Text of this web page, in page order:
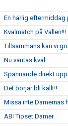
En härlig eftermiddag
Kvalmatch på Vallen!!!
Tillsammans kan vi
Nu väntas kval ...
Spännande direkt
Det börjar bli kallt!!
Missa inte Damernas
ABI Tipset Damer